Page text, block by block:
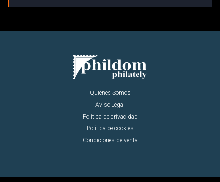
Quiénes Somos
Aviso Legal
Política de privacidad
Política de cookies
Condiciones de venta